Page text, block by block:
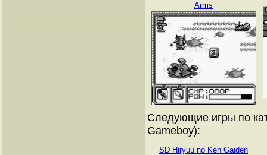
Arms
Следующие игры по
Gameboy):
SD Hiryuu no Ken Gaiden